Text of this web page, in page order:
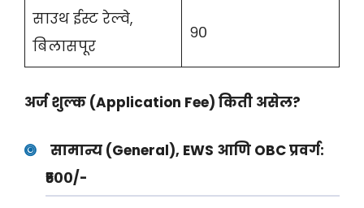
साउथ ईस्ट रेल्वे,
बिलासपूर
९०
अर्ज शुल्क (Application Fee) किती असेल?
सामान्य (General), EWS आणि OBC प्रवर्ग:
₹५००/-